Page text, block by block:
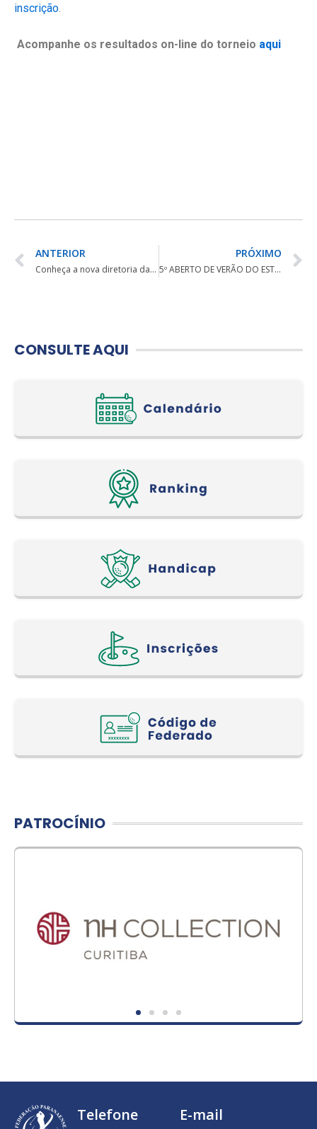
inscrição.
Acompanhe os resultados on-line do torneio aqui
ANTERIOR
Conheça a nova diretoria da FPCG
PRÓXIMO
5º ABERTO DE VERÃO DO ESTADO DE SANTA CATARINA ACONTECE EM JANEIRO
CONSULTE AQUI
PATROCÍNIO
Telefone E-mail